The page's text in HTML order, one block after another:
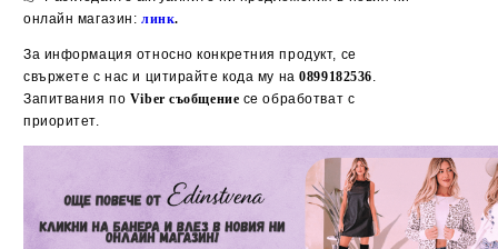
онлайн магазин: линк.
За информация относно конкретния продукт, се
свържете с нас и цитирайте кода му на0899182536
Запитвания по Viber съобщение се обработват с
приоритет.